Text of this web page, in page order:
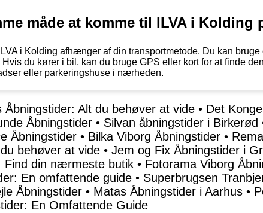
måde at komme til ILVA i Kolding
i Kolding afhænger af din transportmetode. Du kan
du kører i bil, kan du bruge GPS eller kort for at finde
eller parkeringshuse i nærheden.
Åbningstider: Alt du behøver at vide • Det
Åbningstider • Silvan åbningstider i Birkerød
Åbningstider • Bilka Viborg Åbningstider •
behøver at vide • Jem og Fix Åbningstider i
Find din nærmeste butik • Fotorama Viborg
En omfattende guide • Superbrugsen
Åbningstider • Matas Åbningstider i Aarhus •
En Omfattende Guide